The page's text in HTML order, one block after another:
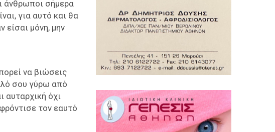
άνθρωποι σήμερα
για αυτό και θα
είσαι μόνη, μην
να βιώσεις
σου γύρω από
αυταρχική όχι
τον εαυτό